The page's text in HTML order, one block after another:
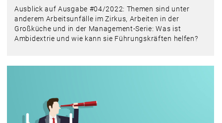
Ausblick auf Ausgabe #04/2022: Themen sind unter
anderem Arbeitsunfälle im Zirkus, Arbeiten in der
Großküche und in der Management-Serie: Was ist
Ambidextrie und wie kann sie Führungskräften helfen?